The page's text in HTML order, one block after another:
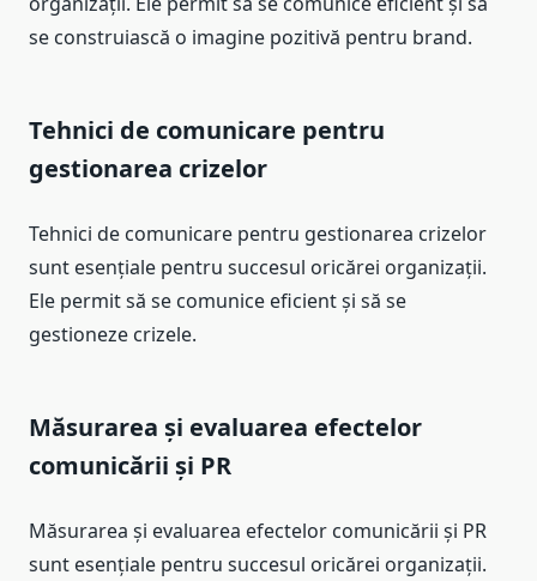
se construiască o imagine pozitivă pentru brand.
Tehnici de comunicare pentru
gestionarea crizelor
Tehnici de comunicare pentru gestionarea crizelor
sunt esențiale pentru succesul oricărei organizații.
Ele permit să se comunice eficient și să se
gestioneze crizele.
Măsurarea și evaluarea efectelor
comunicării și PR
Măsurarea și evaluarea efectelor comunicării și PR
sunt esențiale pentru succesul oricărei organizații.